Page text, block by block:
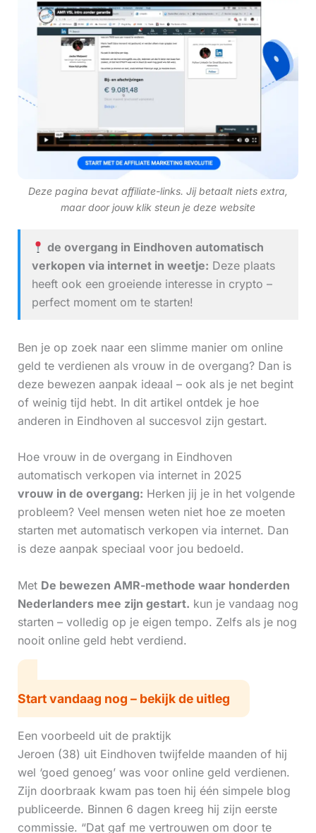
Deze pagina bevat affiliate-links. Jij betaalt niets extra,
maar door jouw klik steun je deze website
de overgang in Eindhoven automatisch
verkopen via internet in weetje: Deze plaats
heeft ook een groeiende interesse in crypto –
perfect moment om te starten!
Ben je op zoek naar een slimme manier om online
geld te verdienen als vrouw in de overgang? Dan is
deze bewezen aanpak ideaal – ook als je net begint
of weinig tijd hebt. In dit artikel ontdek je hoe
anderen in Eindhoven al succesvol zijn gestart.
Hoe vrouw in de overgang in Eindhoven
automatisch verkopen via internet in 2025
vrouw in de overgang: Herken jij je in het volgende
probleem? Veel mensen weten niet hoe ze moeten
starten met automatisch verkopen via internet. Dan
is deze aanpak speciaal voor jou bedoeld.
Met De bewezen AMR-methode waar honderden
Nederlanders mee zijn gestart. kun je vandaag nog
starten – volledig op je eigen tempo. Zelfs als je nog
nooit online geld hebt verdiend.
Start vandaag nog – bekijk de uitleg
Een voorbeeld uit de praktijk
Jeroen (38) uit Eindhoven twijfelde maanden of hij
wel ‘goed genoeg’ was voor online geld verdienen.
Zijn doorbraak kwam pas toen hij één simpele blog
publiceerde. Binnen 6 dagen kreeg hij zijn eerste
commissie. “Dat gaf me vertrouwen om door te